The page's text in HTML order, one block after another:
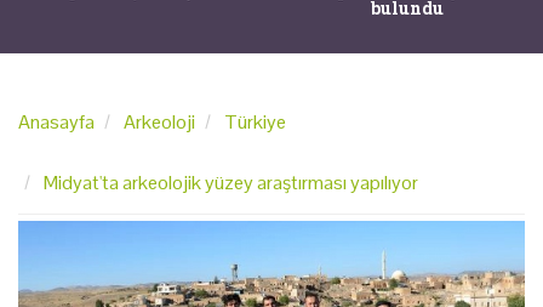
bulundu
Anasayfa Arkeoloji Türkiye
Midyat'ta arkeolojik yüzey araştırması yapılıyor